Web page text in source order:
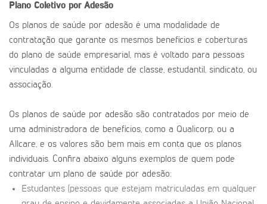
Plano Coletivo por Adesão
Os planos de saúde por adesão é uma modalidade de
contratação que garante os mesmos benefícios e coberturas
do plano de saúde empresarial, mas é voltado para pessoas
vinculadas a alguma entidade de classe, estudantil, sindicato, ou
associação.
Os planos de saúde por adesão são contratados por meio de
uma administradora de benefícios, como a Qualicorp, ou a
Allcare, e os valores são bem mais em conta que os planos
individuais. Confira abaixo alguns exemplos de quem pode
contratar um plano de saúde por adesão:
Estudantes (pessoas que estejam matriculadas em qualquer